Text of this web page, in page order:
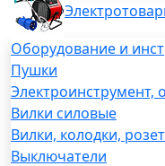
Оборудование и
Пушки
Электроинструмент,
Вилки силовые
Вилки, колодки,
Выключатели